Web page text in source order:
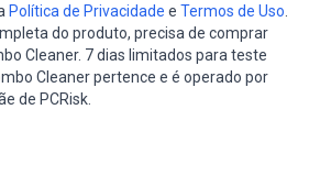
Política de Privacidade e Termos de Uso
do produto, precisa de comprar
Cleaner. 7 dias limitados para teste
Cleaner pertence e é operado por
de PCRisk.